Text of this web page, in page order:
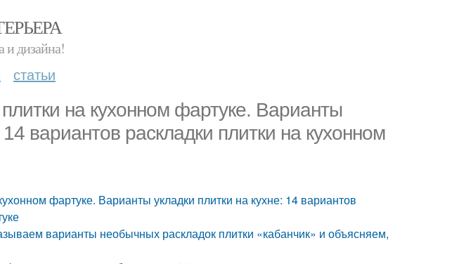
и дизайна!
статьи
на кухонном фартуке. Варианты
вариантов раскладки плитки на кухонном
фартуке. Варианты укладки плитки на кухне: 14 вариантов
варианты необычных раскладок плитки «кабанчик» и объясняем,